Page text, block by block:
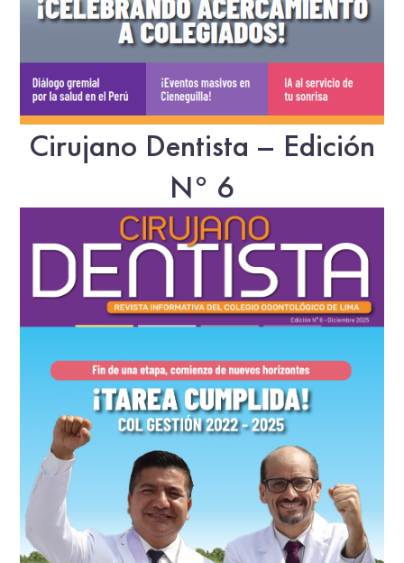
Cirujano Dentista – Edición
N° 6